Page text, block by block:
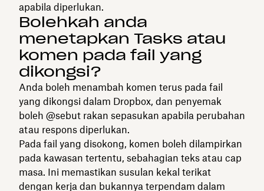
apabila diperlukan.
Bolehkah anda
menetapkan Tasks atau
komen pada fail yang
dikongsi?
Anda boleh menambah komen terus pada fail
yang dikongsi dalam Dropbox, dan penyemak
boleh @sebut rakan sepasukan apabila perubahan
atau respons diperlukan.
Pada fail yang disokong, komen boleh dilampirkan
pada kawasan tertentu, sebahagian teks atau cap
masa. Ini memastikan susulan kekal terikat
dengan kerja dan bukannya terpendam dalam